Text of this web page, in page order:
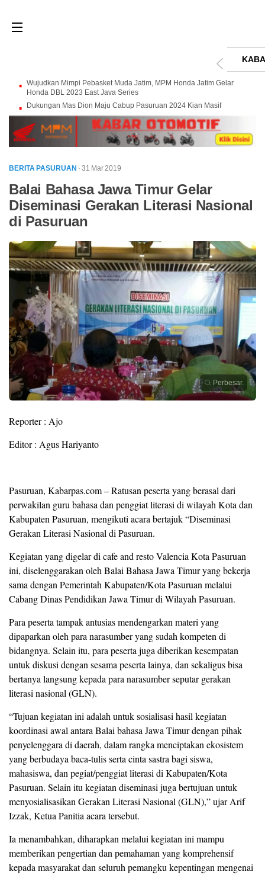
Wujudkan Mimpi Pebasket Muda Jatim, MPM Honda Jatim Gelar
Honda DBL 2023 East Java Series
Dukungan Mas Dion Maju Cabup Pasuruan 2024 Kian Masif
BERITA PASURUAN · 31 Mar 2019
Balai Bahasa Jawa Timur Gelar
Diseminasi Gerakan Literasi Nasional
di Pasuruan
Perbesar
Reporter : Ajo
Editor : Agus Hariyanto
Pasuruan, Kabarpas.com – Ratusan peserta yang berasal dari
perwakilan guru bahasa dan penggiat literasi di wilayah Kota dan
Kabupaten Pasuruan, mengikuti acara bertajuk “Diseminasi
Gerakan Literasi Nasional di Pasuruan.
Kegiatan yang digelar di cafe and resto Valencia Kota Pasuruan
ini, diselenggarakan oleh Balai Bahasa Jawa Timur yang bekerja
sama dengan Pemerintah Kabupaten/Kota Pasuruan melalui
Cabang Dinas Pendidikan Jawa Timur di Wilayah Pasuruan.
Para peserta tampak antusias mendengarkan materi yang
dipaparkan oleh para narasumber yang sudah kompeten di
bidangnya. Selain itu, para peserta juga diberikan kesempatan
untuk diskusi dengan sesama peserta lainya, dan sekaligus bisa
bertanya langsung kepada para narasumber seputar gerakan
literasi nasional (GLN).
“Tujuan kegiatan ini adalah untuk sosialisasi hasil kegiatan
koordinasi awal antara Balai bahasa Jawa Timur dengan pihak
penyelenggara di daerah, dalam rangka menciptakan ekosistem
yang berbudaya baca-tulis serta cinta sastra bagi siswa,
mahasiswa, dan pegiat/penggiat literasi di Kabupaten/Kota
Pasuruan. Selain itu kegiatan diseminasi juga bertujuan untuk
menyosialisasikan Gerakan Literasi Nasional (GLN),” ujar Arif
Izzak, Ketua Panitia acara tersebut.
Ia menambahkan, diharapkan melalui kegiatan ini mampu
memberikan pengertian dan pemahaman yang komprehensif
kepada masyarakat dan seluruh pemangku kepentingan mengenai